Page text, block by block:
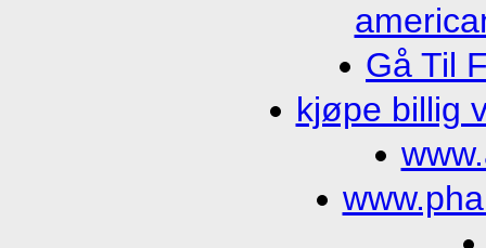
Gå Til
kjøpe billig